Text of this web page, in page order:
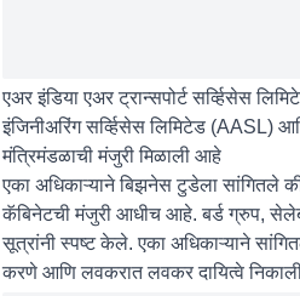
एअर इंडिया एअर ट्रान्सपोर्ट सर्व्हिसेस
इंजिनीअरिंग सर्व्हिसेस लिमिटेड (AASL)
मंत्रिमंडळाची मंजुरी मिळाली आहे
एका अधिकाऱ्याने बिझनेस टुडेला सांगितले
कॅबिनेटची मंजुरी आधीच आहे. बर्ड ग्रुप,
सूत्रांनी स्पष्ट केले. एका अधिकाऱ्याने
करणे आणि लवकरात लवकर दायित्वे